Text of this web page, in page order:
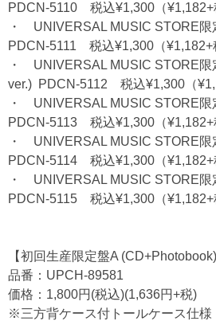
PDCN-5110 税込¥1,300（¥1,182+
・
UNIVERSAL MUSIC STORE
PDCN-5111 税込¥1,300（¥1,182+
・
UNIVERSAL MUSIC STORE限
ver.) PDCN-5112 税込¥1,300（
・
UNIVERSAL MUSIC STORE限
PDCN-5113 税込¥1,300（¥1,182+
・
UNIVERSAL MUSIC STORE限
PDCN-5114 税込¥1,300（¥1,182+
・
UNIVERSAL MUSIC STORE限
PDCN-5115 税込¥1,300（¥1,182+
【初回生産限定盤A (CD+Photobook)
品番：UPCH-89581
価格：1,800円(税込)(1,636円+税)
※三方背ケース付トールケース仕様